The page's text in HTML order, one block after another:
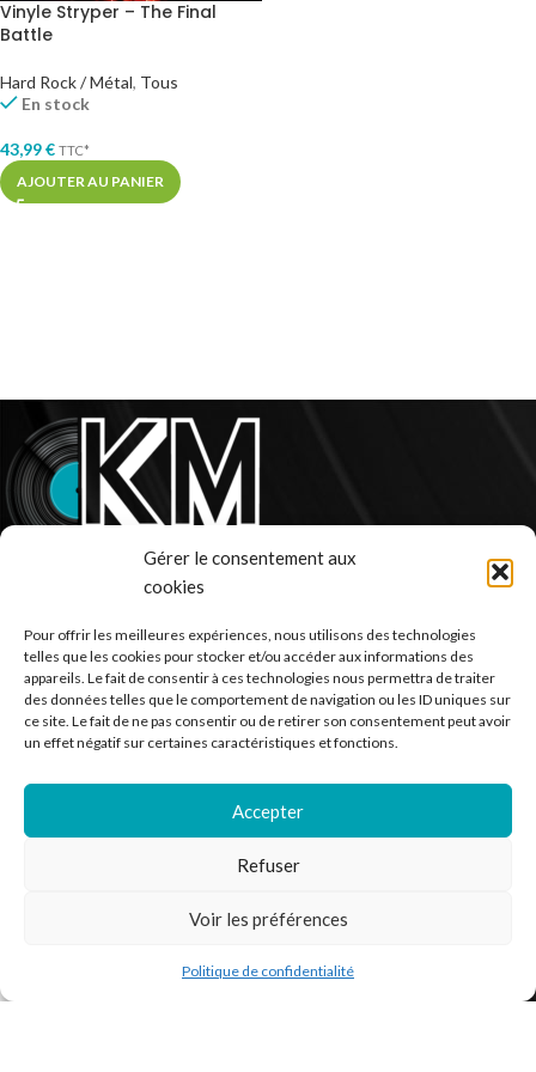
Gérer le consentement aux
cookies
Pour offrir les meilleures expériences, nous utilisons des technologies
telles que les cookies pour stocker et/ou accéder aux informations des
appareils. Le fait de consentir à ces technologies nous permettra de traiter
des données telles que le comportement de navigation ou les ID uniques sur
ce site. Le fait de ne pas consentir ou de retirer son consentement peut avoir
un effet négatif sur certaines caractéristiques et fonctions.
Accepter
Refuser
Voir les préférences
Politique de confidentialité
Vinyle Stryper – The Final
Battle
Hard Rock / Métal, Tous
En stock
43,99€ TTC*
AJOUTER AU PANIER
France
Mail : contact@kilm-music.com
*TVA non applicable – article 293 B du CGI
BESOIN D’AIDE ?Mon compte